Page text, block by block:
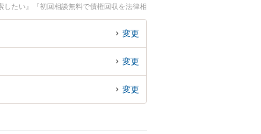
たい』『初回相談無料で債権回収を法律相
変更
変更
変更